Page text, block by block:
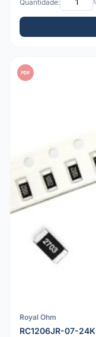
Quantidade:
PDF
Royal Ohm
RC1206JR-07-